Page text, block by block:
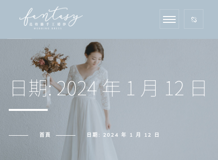
日期:2024 年 1 月 12 日
首頁 日期: 2024 年 1 月 12 日